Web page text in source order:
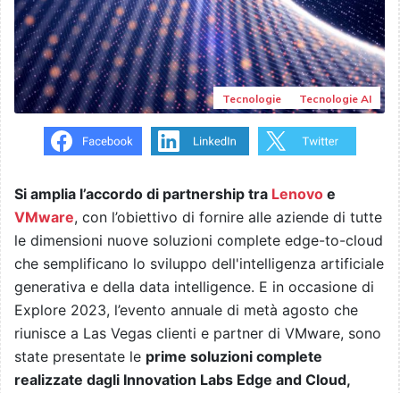
Tecnologie Tecnologie AI
Si amplia l’accordo di partnership tra Lenovo e
VMware, con l’obiettivo di fornire alle aziende di tutte
le dimensioni nuove soluzioni complete edge-to-cloud
che semplificano lo sviluppo dell'intelligenza artificiale
generativa e della data intelligence. E in occasione di
Explore 2023, l’evento annuale di metà agosto che
riunisce a Las Vegas clienti e partner di VMware, sono
state presentate le prime soluzioni complete
realizzate dagli Innovation Labs Edge and Cloud,